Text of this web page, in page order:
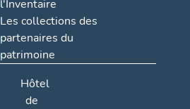
l'Inventaire
Les collections des
partenaires du
patrimoine
Hôtel
de